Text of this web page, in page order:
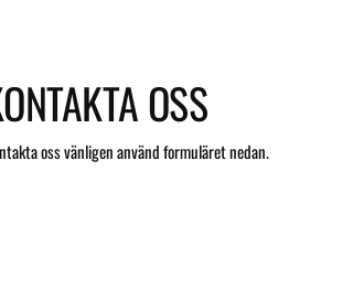
OSS
oss vänligen använd formuläret nedan.